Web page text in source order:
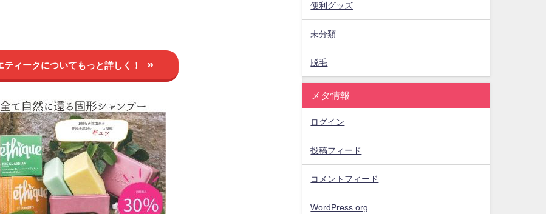
ティークについてもっと詳しく！
便利グッズ
未分類
脱毛
メタ情報
ログイン
投稿フィード
コメントフィード
WordPress.org